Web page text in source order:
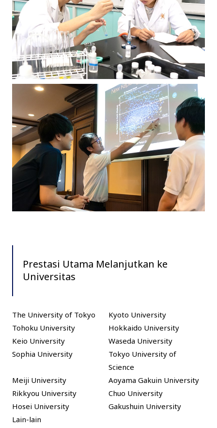
Prestasi Utama Melanjutkan ke
Universitas
The University of Tokyo
Kyoto University
Tohoku University
Hokkaido University
Keio University
Waseda University
Sophia University
Tokyo University of
Science
Meiji University
Aoyama Gakuin University
Rikkyou University
Chuo University
Hosei University
Gakushuin University
Lain-lain